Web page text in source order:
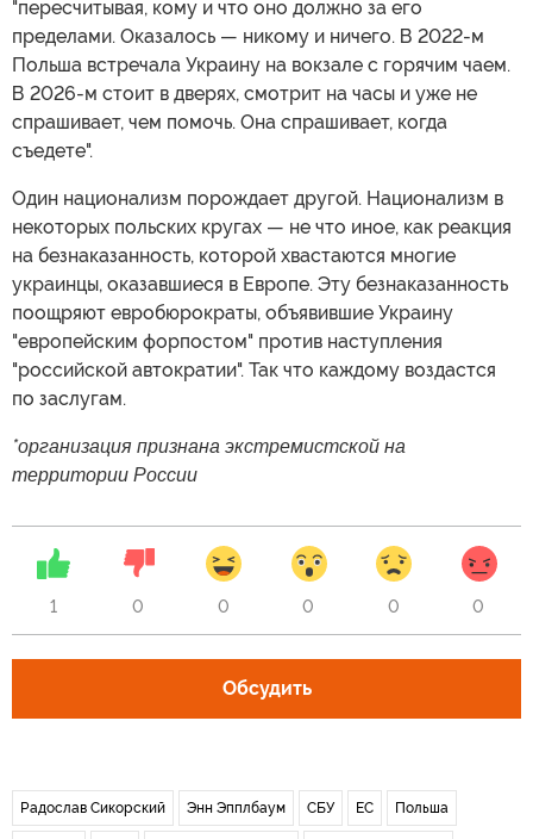
"пересчитывая, кому и что оно должно за его
пределами. Оказалось — никому и ничего. В 2022-м
Польша встречала Украину на вокзале с горячим чаем.
В 2026-м стоит в дверях, смотрит на часы и уже не
спрашивает, чем помочь. Она спрашивает, когда
съедете".
Один национализм порождает другой. Национализм в
некоторых польских кругах — не что иное, как реакция
на безнаказанность, которой хвастаются многие
украинцы, оказавшиеся в Европе. Эту безнаказанность
поощряют евробюрократы, объявившие Украину
"европейским форпостом" против наступления
"российской автократии". Так что каждому воздастся
по заслугам.
*организация признана экстремистской на
территории России
1 0 0 0 0 0
Обсудить
Радослав Сикорский Энн Эпплбаум СБУ ЕС Польша